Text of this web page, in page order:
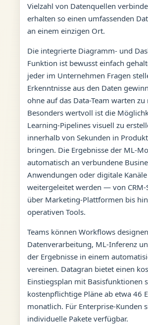
Vielzahl von Datenquellen
erhalten so einen umfassenden
an einem einzigen Ort.
Die integrierte Diagramm- und
Funktion ist bewusst einfach
jeder im Unternehmen Fragen
Erkenntnisse aus den Daten
ohne auf das Data-Team warten zu
Besonders wertvoll ist die
Learning-Pipelines visuell zu
innerhalb von Sekunden in
bringen. Die Ergebnisse der ML-
automatisch an verbundene
Anwendungen oder digitale Kanäle
weitergeleitet werden — von CRM-
über Marketing-Plattformen bis
operativen Tools.
Teams können Workflows
Datenverarbeitung, ML-Inferenz
der Ergebnisse in einem
vereinen. Datagran bietet einen
Einstiegsplan mit Basisfunktionen
kostenpflichtige Pläne ab etwa 46
monatlich. Für Enterprise-Kunden
individuelle Pakete verfügbar.